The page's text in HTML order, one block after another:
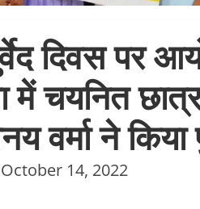
दिवस पर
में चयनित
वर्मा ने
14, 2022